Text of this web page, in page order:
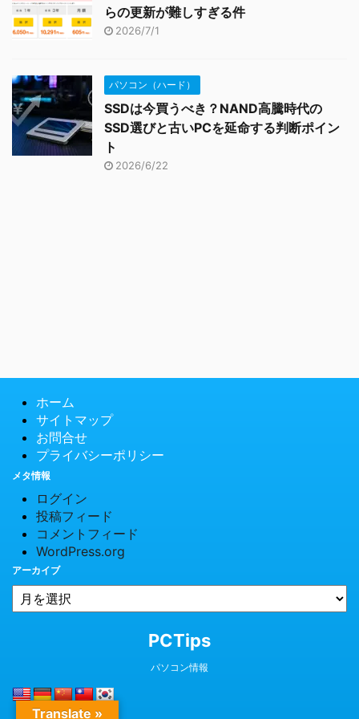
らの更新が難しすぎる件
2026/7/1
パソコン（ハード）
SSDは今買うべき？NAND高騰時代の
SSD選びと古いPCを延命する判断ポイン
ト
2026/6/22
ホーム
サイトマップ
お問合せ
プライバシーポリシー
メタ情報
ログイン
投稿フィード
コメントフィード
WordPress.org
アーカイブ
PCTips
パソコン情報
Translate »
© 2026 PCTips